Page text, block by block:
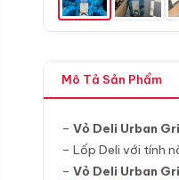
Mô Tả Sản Phẩm
– Vỏ Deli Urban
– Lốp Deli với tính
– Vỏ Deli Urban